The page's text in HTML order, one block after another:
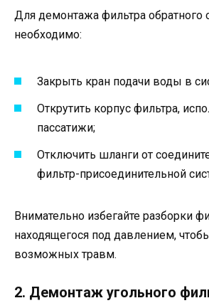
Для демонтажа фильтра обратного
необходимо:
Закрыть кран подачи воды в
Открутить корпус фильтра,
пассатижи;
Отключить шланги от
фильтр-присоединительной
Внимательно избегайте разборки
находящегося под давлением,
возможных травм.
2. Демонтаж угольного